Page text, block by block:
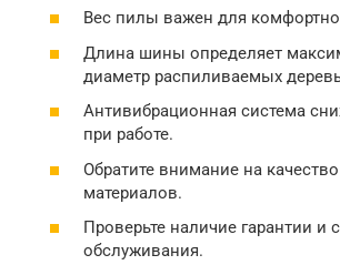
Вес пилы важен для
Длина шины определяет
диаметр распиливаемых
Антивибрационная система
при работе.
Обратите внимание на
материалов.
Проверьте наличие гарантии и
обслуживания.